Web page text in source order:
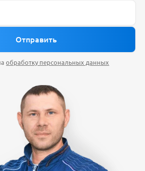
обработку персональных данных